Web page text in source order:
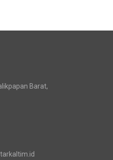
Barat,